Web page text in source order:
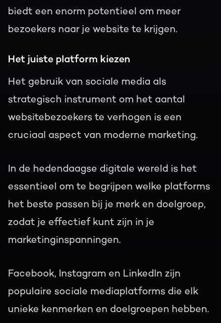
biedt een enorm potentieel om meer
bezoekers naar je website te krijgen.
Het juiste platform kiezen
Het gebruik van sociale media als
strategisch instrument om het aantal
websitebezoekers te verhogen is een
cruciaal aspect van moderne marketing.
In de hedendaagse digitale wereld is het
essentieel om te begrijpen welke platforms
het beste passen bij je merk en doelgroep,
zodat je effectief kunt zijn in je
marketinginspanningen.
Facebook, Instagram en LinkedIn zijn
populaire sociale mediaplatforms die elk
unieke kenmerken en doelgroepen hebben.